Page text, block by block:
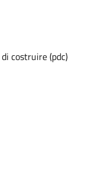
costruire (pdc)